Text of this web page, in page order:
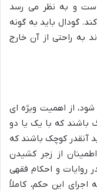
است و به نظر می رسد
گودال باید به گونه
به راحتی از آن خارج
از اهمیت ویژه ای
باشند که با یک یا دو
آنقدر کوچک باشند که
از زجر کشیدن
روایات و احکام فقهی
این حکم، کاملاً